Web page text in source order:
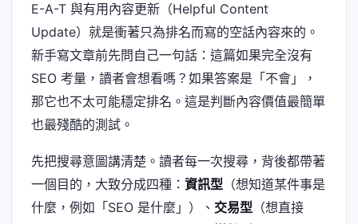
E-A-T 與有用內容更新（Helpful Content
Update）就是衝著只為排名而寫的空話內容來的。
新手寫文章前先問自己一句話：這篇如果完全沒有
SEO 考量，讀者會想看嗎？如果答案是「不會」，
那它也不太可能穩定排名。這是判斷內容價值最簡單
也最殘酷的測試。
先把搜尋意圖講清楚。讀者每一次搜尋，背後都帶著
一個目的，大致分成四種： 資訊型 （想知道某件事是
什麼，例如「SEO 是什麼」）、 交易型 （想直接